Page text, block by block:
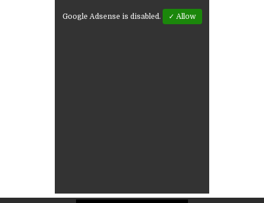
Google Adsense is disabled. ✓ Allow